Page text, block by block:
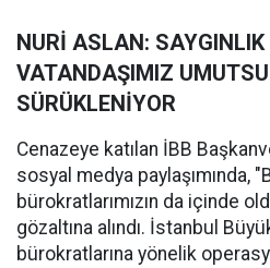
NURİ ASLAN: SAYGINLIK
VATANDAŞIMIZ
SÜRÜKLENİYOR
Cenazeye katılan İBB
sosyal medya paylaşımında,
bürokratlarımızın da içinde
gözaltına alındı. İstanbul
bürokratlarına yönelik